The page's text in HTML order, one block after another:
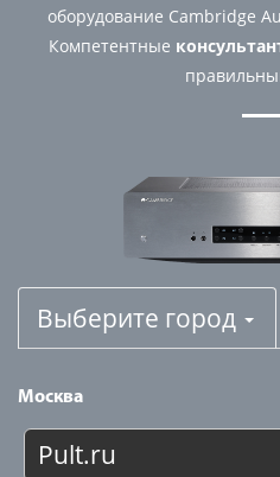
оборудование Cambridge
Компетентные
Выберите город
Москва
Pult.ru